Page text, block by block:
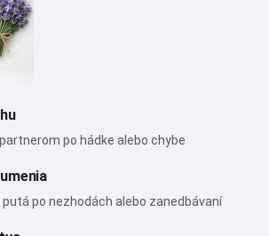
po hádke alebo chybe
po nezhodách alebo zanedbávaní